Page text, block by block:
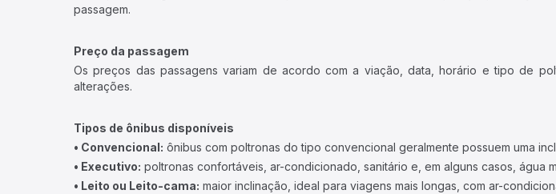
passagem.
Preço da passagem
Os preços das passagens variam de acordo com a viação, data, horário e tipo de
alterações.
Tipos de ônibus disponíveis
• Convencional: ônibus com poltronas do tipo convencional geralmente possuem uma
• Executivo: poltronas confortáveis, ar-condicionado, sanitário e, em alguns casos, água
• Leito ou Leito-cama: maior inclinação, ideal para viagens mais longas, com ar-